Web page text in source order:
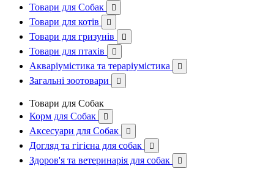
Товари для Собак

Товари для котів 
Товари для гризунів 
Товари для птахів 
Акваріумістика та тераріумістика 
Загальні зоотовари 
Товари для Собак
Корм для Собак

Аксесуари для Собак 
Догляд та гігієна для собак 
Здоров'я та ветеринарія для собак 